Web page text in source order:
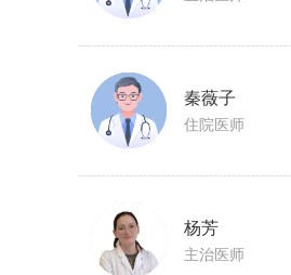
秦薇子
住院医师
杨芳
主治医师